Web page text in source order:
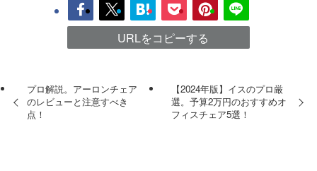
URLをコピーする
プロ解説。アーロンチェア
のレビューと注意すべき
点！
【2024年版】イスのプロ厳
選。予算2万円のおすすめオ
フィスチェア5選！